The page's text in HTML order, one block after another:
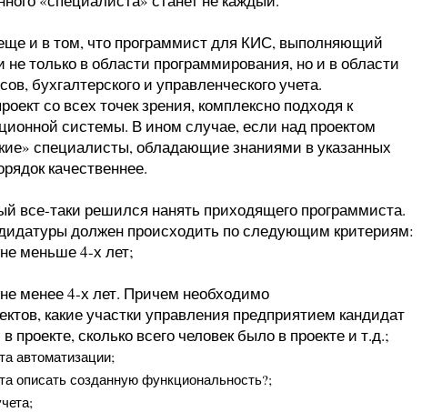
и в том, что программист для КИС, выполняющий
только в области программирования, но и в области
бухгалтерского и управленческого учета.
со всех точек зрения, комплексно подходя к
системы. В ином случае, если над проектом
специалисты, обладающие знаниями в указанных
качественнее.
все-таки решился нанять приходящего программиста.
должен происходить по следующим критериям:
меньше 4-х лет;
менее 4-х лет. Причем необходимо
какие участки управления предприятием кандидат
сколько всего человек было в проекте и т.д.;
автоматизации;
описать созданную функциональность?;